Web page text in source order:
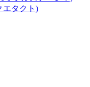
エタクト)